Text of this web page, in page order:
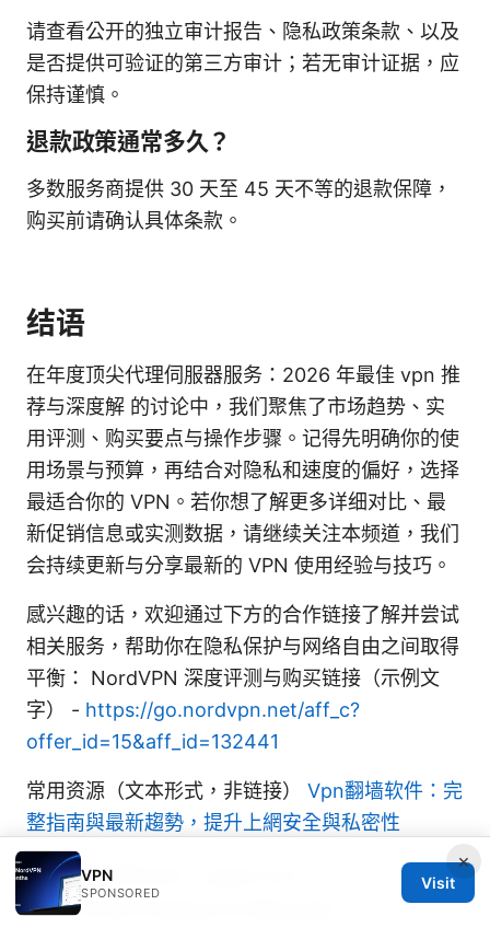
请查看公开的独立审计报告、隐私政策条款、以及
是否提供可验证的第三方审计；若无审计证据，应
保持谨慎。
退款政策通常多久？
多数服务商提供 30 天至 45 天不等的退款保障，
购买前请确认具体条款。
结语
在年度顶尖代理伺服器服务：2026 年最佳 vpn 推
荐与深度解 的讨论中，我们聚焦了市场趋势、实
用评测、购买要点与操作步骤。记得先明确你的使
用场景与预算，再结合对隐私和速度的偏好，选择
最适合你的 VPN。若你想了解更多详细对比、最
新促销信息或实测数据，请继续关注本频道，我们
会持续更新与分享最新的 VPN 使用经验与技巧。
感兴趣的话，欢迎通过下方的合作链接了解并尝试
相关服务，帮助你在隐私保护与网络自由之间取得
平衡： NordVPN 深度评测与购买链接（示例文
字） - https://go.nordvpn.net/aff_c?
offer_id=15&aff_id=132441
常用资源（文本形式，非链接） Vpn翻墙软件：完
整指南與最新趨勢，提升上網安全與私密性
Apple Website - apple.com
Artificial Intelligence Wikipedia -
×
VPN
SPONSORED
Visit